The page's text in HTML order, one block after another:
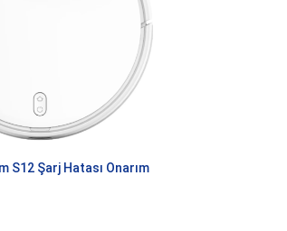
S12 Şarj Hatası Onarım